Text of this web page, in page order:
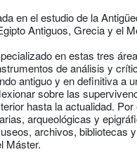
en el estudio de la
Antiguos, Grecia y el
en estas tres
de análisis y
antiguo y en definitiva a
sobre las
hasta la actualidad.
arqueológicas y
archivos, bibliotecas
Máster.